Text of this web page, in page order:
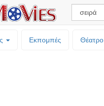
Εκπομπές Θέατρο